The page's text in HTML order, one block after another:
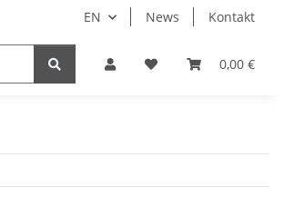
EN News Kontakt
0,00 €
PioTek Smart Home